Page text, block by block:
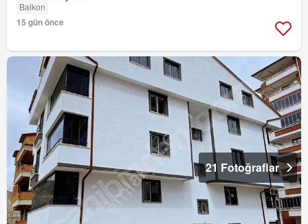
Balkon
15 gün önce
21 Fotoğraflar